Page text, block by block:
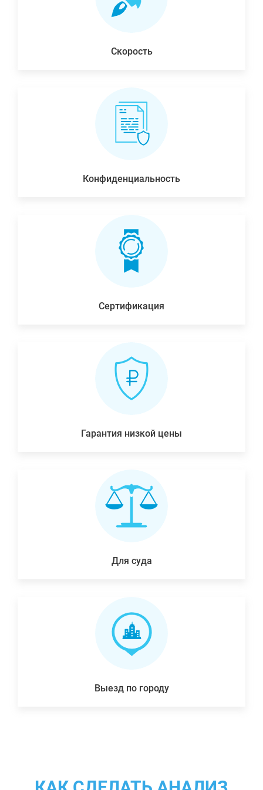
Скорость
Конфиденциальность
Сертификация
Гарантия низкой цены
Для суда
Выезд по городу